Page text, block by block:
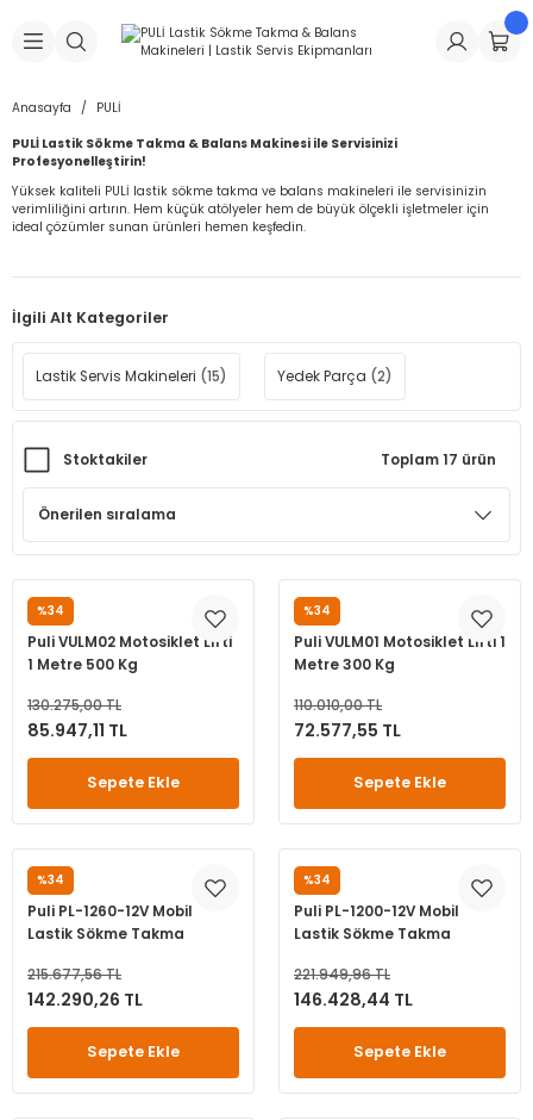
Geri Dön
Makineleri
Geri Dön
Dolgu Lastikleri
Dolgu Lastikleri
Geri Dön
İç Lastikleri
İç Lastikleri
Geri Dön
Geri Dön
& Sibop İlaveleri
Kapağı
Geri Dön
& Spreyler
Geri Dön
Makinesi Yedek Parçaları
Yedek Parçaları
Anasayfa
PULİ
PULİ Lastik Sökme Takma & Balans Makinesi ile Servisinizi
Profesyonelleştirin!
Yüksek kaliteli PULİ lastik sökme takma ve balans makineleri ile servisinizin
verimliliğini artırın. Hem küçük atölyeler hem de büyük ölçekli işletmeler için
ideal çözümler sunan ürünleri hemen keşfedin.
İlgili Alt Kategoriler
Lastik Servis Makineleri (15) Yedek Parça (2)
Stoktakiler Toplam 17 ürün
%34
PULİ
Puli VULM02 Motosiklet Lifti
1 Metre 500 Kg
130.275,00 TL
85.947,11 TL
Sepete Ekle
%34
PULİ
Puli VULM01 Motosiklet Lifti 1
Metre 300 Kg
110.010,00 TL
72.577,55 TL
Sepete Ekle
%34
PULİ
Puli PL-1260-12V Mobil
Lastik Sökme Takma
215.677,56 TL
142.290,26 TL
Sepete Ekle
%34
PULİ
Puli PL-1200-12V Mobil
Lastik Sökme Takma
221.949,96 TL
146.428,44 TL
Sepete Ekle